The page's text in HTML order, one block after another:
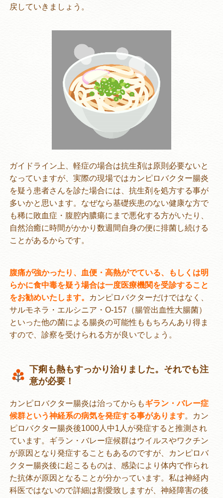
戻していきましょう。
ガイドライン上、軽症の場合は抗生剤は原則必要ないと
なっていますが、実際の現場ではカンピロバクター腸炎
を疑う患者さんを診た場合には、抗生剤を処方する事が
多いかと思います。なぜなら基礎疾患のない健康な方で
も稀に敗血症・腹腔内膿瘍にまで悪化する方がいたり、
自然治癒に時間がかかり数週間自身の便に排菌し続ける
ことがあるからです。
腹痛が強かったり、血便・高熱がでている、もしくは明
らかに食中毒を疑う場合は一度医療機関を受診すること
をお勧めいたします。 カンピロバクターだけではなく、
サルモネラ・エルシニア・O-157（腸管出血性大腸菌）
といった他の菌による腸炎の可能性ももちろんあり得ま
すので、診察を受けられる方が良いでしょう。
下痢も熱もすっかり治りました。それでも注
意が必要！
カンピロバクター腸炎は治ってからもギラン・バレー症
候群という神経系の病気を発症する事があります。カン
ピロバクター腸炎後1000人中1人が発症すると推測され
ています。ギラン・バレー症候群はウイルスやワクチン
が原因となり発症することもあるのですが、カンピロバ
クター腸炎後に起こるものは、感染により体内で作られ
た抗体が原因となることが分かっています。私は神経内
科医ではないので詳細は割愛致しますが、神経障害の後